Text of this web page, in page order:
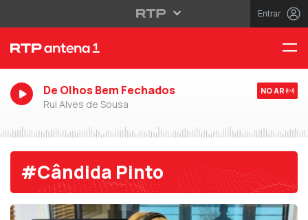
Entrar
De Olhos Bem Fechados
Rui Alves de Sousa
NO AR
#Cândida Pinto